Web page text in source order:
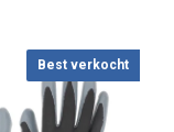
Best verkocht